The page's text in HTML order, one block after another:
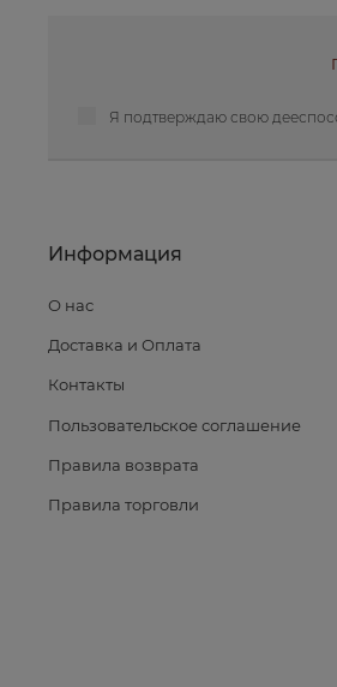
Я подтверждаю свою
Информация
О нас
Доставка и Оплата
Контакты
Пользовательское соглашение
Правила возврата
Правила торговли